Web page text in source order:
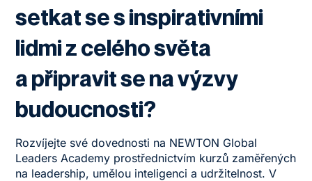
setkat se s inspirativními
lidmi z celého světa
a připravit se na výzvy
budoucnosti?
Rozvíjejte své dovednosti na NEWTON Global
Leaders Academy prostřednictvím kurzů zaměřených
na leadership, umělou inteligenci a udržitelnost. V